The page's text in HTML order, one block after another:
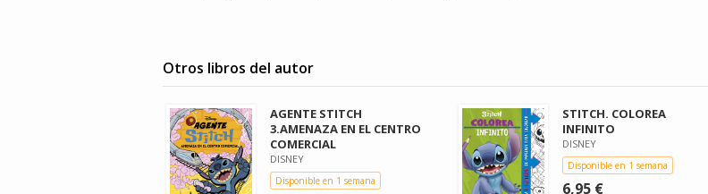
Otros libros del autor
AGENTE STITCH
3.AMENAZA EN EL CENTRO
COMERCIAL
DISNEY
Disponible en 1 semana
STITCH. COLOREA
INFINITO
DISNEY
Disponible en 1 semana
6,95 €